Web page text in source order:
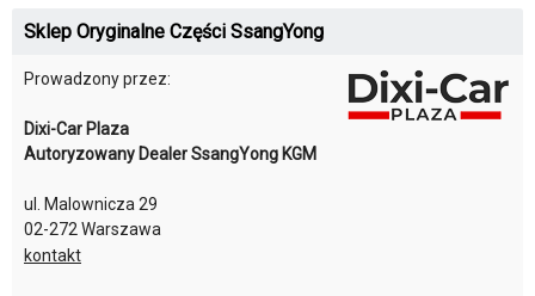
Sklep Oryginalne Części SsangYong
Prowadzony przez:
Dixi-Car Plaza
Autoryzowany Dealer SsangYong KGM
ul. Malownicza 29
02-272 Warszawa
kontakt